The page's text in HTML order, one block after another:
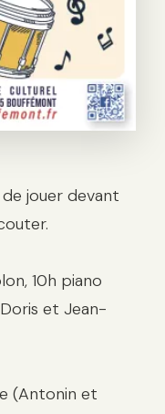
jouer devant
10h piano
et Jean-
(Antonin et